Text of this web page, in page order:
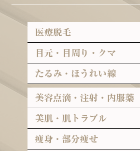
医療脱毛
目元・目周り・クマ
たるみ・ほうれい線
美容点滴・注射・内服薬
美肌・肌トラブル
痩身・部分痩せ